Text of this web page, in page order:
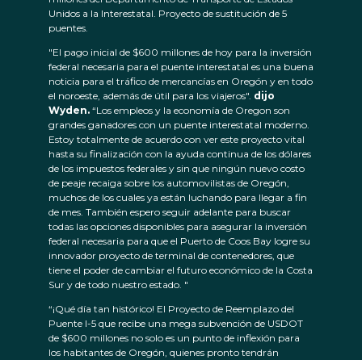
Unidos a la Interestatal. Proyecto de sustitución de 5
puentes.
"El pago inicial de $600 millones de hoy para la inversión
federal necesaria para el puente interestatal es una buena
noticia para el tráfico de mercancías en Oregón y en todo
el noroeste, además de útil para los viajeros". dijo
Wyden. “Los empleos y la economía de Oregon son
grandes ganadores con un puente interestatal moderno.
Estoy totalmente de acuerdo con ver este proyecto vital
hasta su finalización con la ayuda continua de los dólares
de los impuestos federales y sin que ningún nuevo costo
de peaje recaiga sobre los automovilistas de Oregón,
muchos de los cuales ya están luchando para llegar a fin
de mes. También espero seguir adelante para buscar
todas las opciones disponibles para asegurar la inversión
federal necesaria para que el Puerto de Coos Bay logre su
innovador proyecto de terminal de contenedores, que
tiene el poder de cambiar el futuro económico de la Costa
Sur y de todo nuestro estado. "
“¡Qué día tan histórico! El Proyecto de Reemplazo del
Puente I-5 que recibe una mega subvención de USDOT
de $600 millones no solo es un punto de inflexión para
los habitantes de Oregón, quienes pronto tendrán